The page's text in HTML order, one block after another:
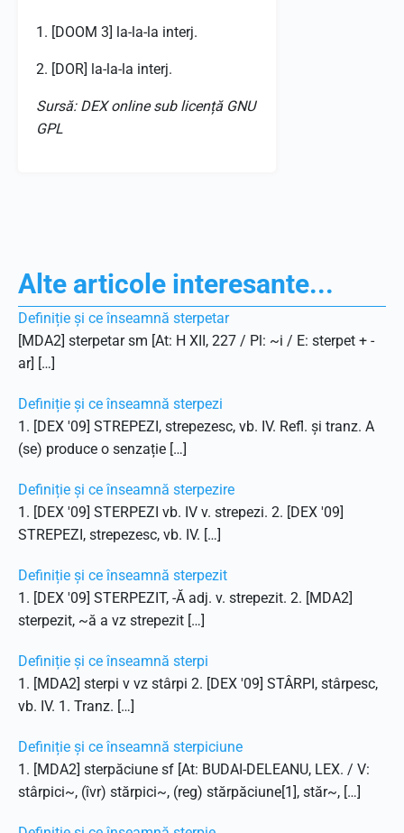
1. [DOOM 3] la-la-la interj.
2. [DOR] la-la-la interj.
Sursă: DEX online sub licență GNU
GPL
Alte articole interesante...
Definiție și ce înseamnă sterpetar
[MDA2] sterpetar sm [At: H XII, 227 / Pl: ~i / E: sterpet + -
ar] […]
Definiție și ce înseamnă sterpezi
1. [DEX '09] STREPEZI, strepezesc, vb. IV. Refl. și tranz. A
(se) produce o senzație […]
Definiție și ce înseamnă sterpezire
1. [DEX '09] STERPEZI vb. IV v. strepezi. 2. [DEX '09]
STREPEZI, strepezesc, vb. IV. […]
Definiție și ce înseamnă sterpezit
1. [DEX '09] STERPEZIT, -Ă adj. v. strepezit. 2. [MDA2]
sterpezit, ~ă a vz strepezit […]
Definiție și ce înseamnă sterpi
1. [MDA2] sterpi v vz stârpi 2. [DEX '09] STÂRPI, stârpesc,
vb. IV. 1. Tranz. […]
Definiție și ce înseamnă sterpiciune
1. [MDA2] sterpăciune sf [At: BUDAI-DELEANU, LEX. / V:
stârpici~, (îvr) stărpici~, (reg) stărpăciune[1], stăr~, […]